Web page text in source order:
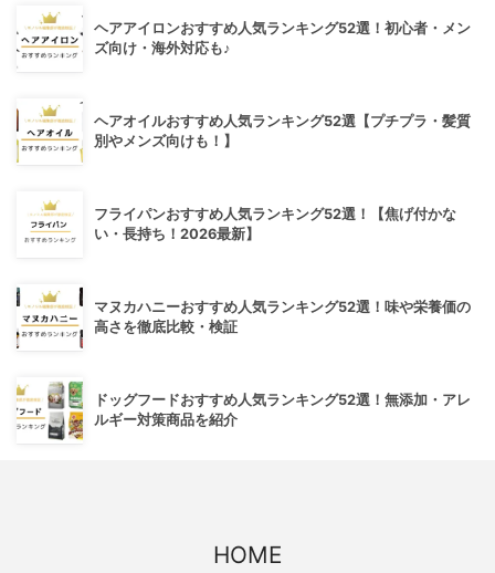
ヘアアイロンおすすめ人気ランキング52選！初心者・メン
ズ向け・海外対応も♪
ヘアオイルおすすめ人気ランキング52選【プチプラ・髪質
別やメンズ向けも！】
フライパンおすすめ人気ランキング52選！【焦げ付かな
い・長持ち！2026最新】
マヌカハニーおすすめ人気ランキング52選！味や栄養価の
高さを徹底比較・検証
ドッグフードおすすめ人気ランキング52選！無添加・アレ
ルギー対策商品を紹介
HOME